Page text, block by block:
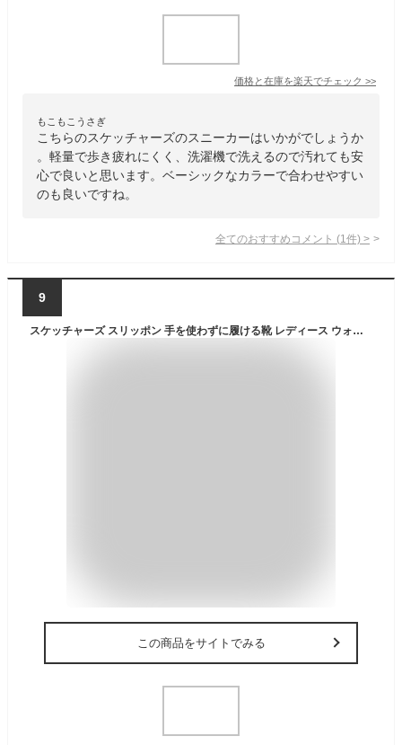
価格と在庫を楽天でチェック >>
もこもこうさぎ
こちらのスケッチャーズのスニーカーはいかがでしょうか
。軽量で歩き疲れにくく、洗濯機で洗えるので汚れても安
心で良いと思います。ベーシックなカラーで合わせやすい
のも良いですね。
全てのおすすめコメント (1 件) >
9
スケッチャーズ スリッポン 手を使わずに履ける靴 レディース ウォーキングシューズ ランニングシューズ スニーカー ハンズフリー 手を使わない 洗える Skechers Hands Free Slip-ins SUMMITS-DAZZLING HAZE サミッツ ダズリング ヘイズ 149937W
この商品をサイトでみる